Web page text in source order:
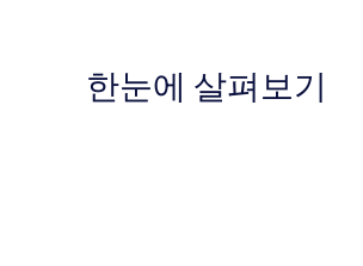
한눈에 살펴보기